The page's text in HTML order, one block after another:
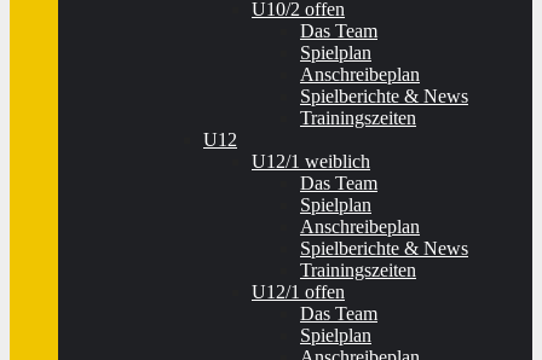
U10/2 offen
Das Team
Spielplan
Anschreibeplan
Spielberichte & News
Trainingszeiten
U12
U12/1 weiblich
Das Team
Spielplan
Anschreibeplan
Spielberichte & News
Trainingszeiten
U12/1 offen
Das Team
Spielplan